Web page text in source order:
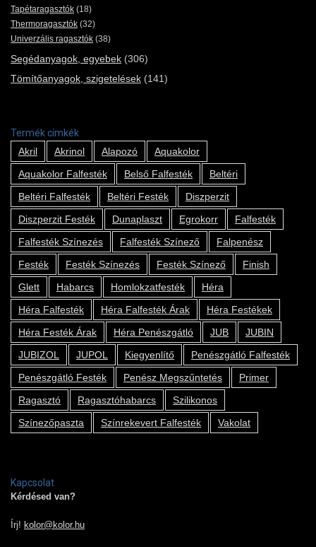
Tapétaragasztók (18)
Thermoragasztók (32)
Univerzális ragasztók (38)
Segédanyagok, egyebek (306)
Tömítőanyagok, szigetelések (141)
Termék címkék
Akril
Akrinol Alapozó
Aquakolor
Aquakolor Falfesték
Belső Falfesték
Beltéri
Beltéri Falfesték
Beltéri Festék
Diszperzit
Diszperzit Festék
Dunaplaszt Egrokorr
Falfesték
Falfesték Színezés
Falfesték Színező
Falpenész
Festék
Festék Színezés Festék Színező
Finish
Glett
Habarcs Homlokzatfesték
Héra
Héra Falfesték
Héra Falfesték Árak
Héra Festékek
Héra Festék Árak
Héra Penészgátló JUB
JUBIN
JUBIZOL
JUPOL Kiegyenlítő
Penészgátló Falfesték
Penészgátló Festék
Penész Megszűntetés
Primer
Ragasztó
Ragasztóhabarcs
Szilikonos
Színezőpaszta
Színrekevert Falfesték Vakolat
Kapcsolat
Kérdésed van?
Írj! kolor@kolor.hu